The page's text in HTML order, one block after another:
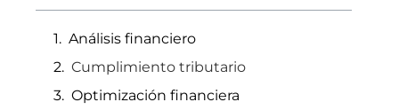
Análisis financiero
Cumplimiento tributario
Optimización financiera